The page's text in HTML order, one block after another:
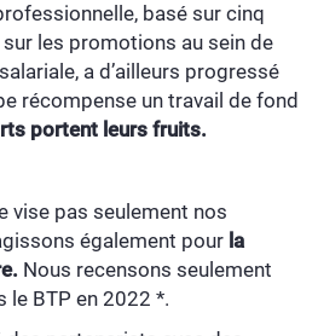
basé sur cinq
les promotions au sein de
a d’ailleurs progressé
récompense un travail de fond
portent leurs fruits.
vise pas seulement nos
également pour la
Nous recensons seulement
le BTP en 2022 *.